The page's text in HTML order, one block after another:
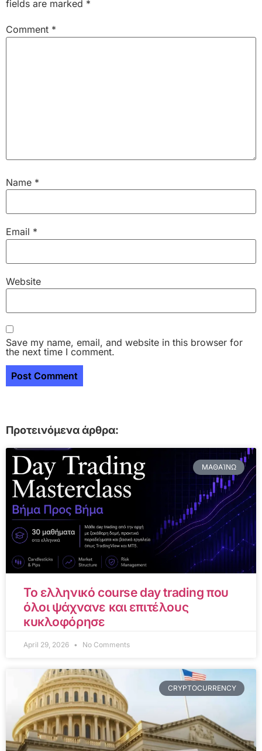
fields are marked *
Comment *
Name *
Email *
Website
Save my name, email, and website in this browser for
the next time I comment.
Προτεινόμενα άρθρα:
ΜΑΘΑΊΝΩ
Το ελληνικό course day trading που
όλοι ψάχνανε και επιτέλους
κυκλοφόρησε
April 29, 2026 No Comments
CRYPTOCURRENCY